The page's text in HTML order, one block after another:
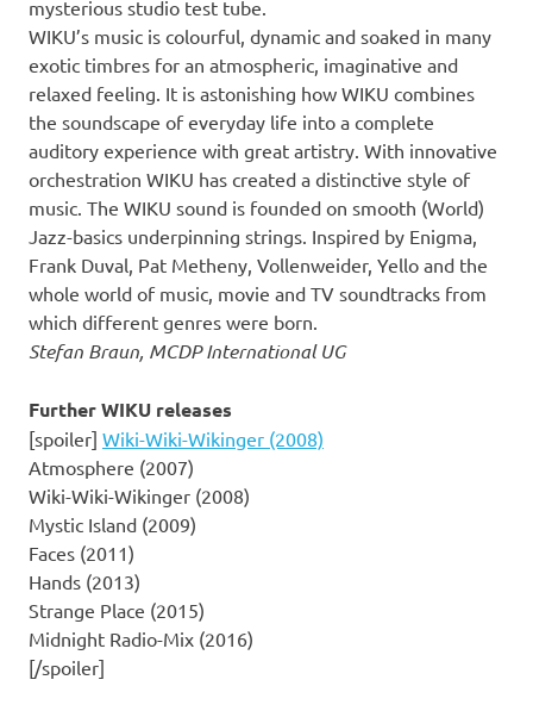
mysterious studio test tube.
WIKU’s music is colourful, dynamic and soaked in many
exotic timbres for an atmospheric, imaginative and
relaxed feeling. It is astonishing how WIKU combines
the soundscape of everyday life into a complete
auditory experience with great artistry. With innovative
orchestration WIKU has created a distinctive style of
music. The WIKU sound is founded on smooth (World)
Jazz-basics underpinning strings. Inspired by Enigma,
Frank Duval, Pat Metheny, Vollenweider, Yello and the
whole world of music, movie and TV soundtracks from
which different genres were born.
Stefan Braun, MCDP International UG
Further WIKU releases
[spoiler] Wiki-Wiki-Wikinger (2008)
Atmosphere (2007)
Wiki-Wiki-Wikinger (2008)
Mystic Island (2009)
Faces (2011)
Hands (2013)
Strange Place (2015)
Midnight Radio-Mix (2016)
[/spoiler]